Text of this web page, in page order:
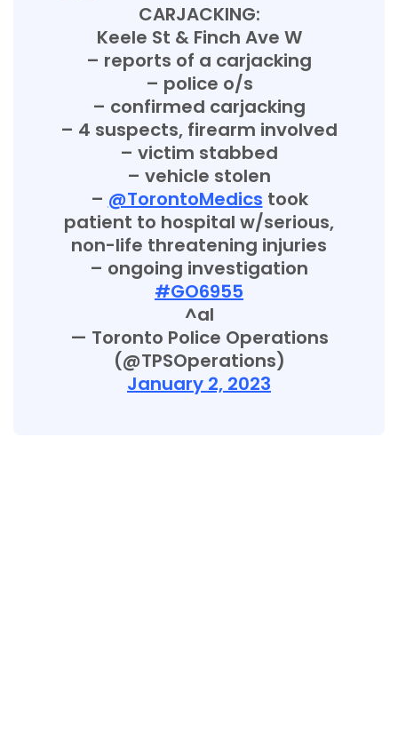
CARJACKING:
Keele St & Finch Ave W
– reports of a carjacking
– police o/s
– confirmed carjacking
– 4 suspects, firearm involved
– victim stabbed
– vehicle stolen
– @TorontoMedics took
patient to hospital w/serious,
non-life threatening injuries
– ongoing investigation
#GO6955
^al
— Toronto Police Operations
(@TPSOperations)
January 2, 2023